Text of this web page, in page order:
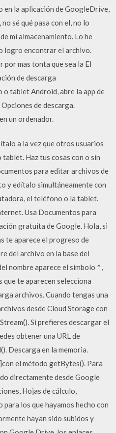
en la aplicación de GoogleDrive,
sé qué pasa con el, no lo
mi almacenamiento. Lo he
logro encontrar el archivo.
por mas tonta que sea la El
de descarga
tablet Android, abre la app de
de descarga.
un ordenador.
a la vez que otros usuarios
Haz tus cosas con o sin
para editar archivos de
y edítalo simultáneamente con
el teléfono o la tablet.
Usa Documentos para
gratuita de Google. Hola, si
te aparece el progreso de
del archivo en la base del
nombre aparece el símbolo ^,
que te aparecen selecciona
archivos. Cuando tengas una
desde Cloud Storage con
Si prefieres descargar el
obtener una URL de
Descarga en la memoria.
el método getBytes(). Para
directamente desde Google
Hojas de cálculo,
los que hayamos hecho con
hayan sido subidos y